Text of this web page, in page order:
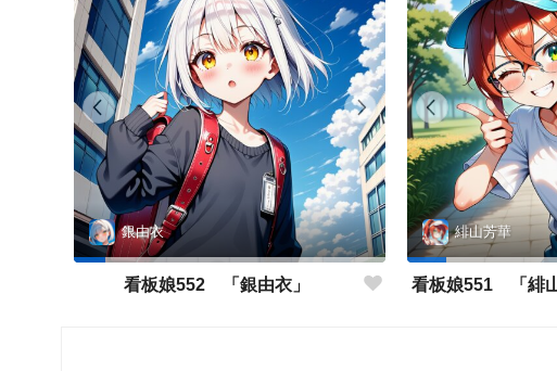
銀由衣
看板娘552 「銀由衣」
緋山芳華